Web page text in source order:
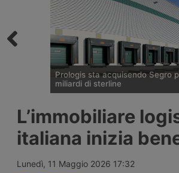
Prologis sta acquisendo Segro
miliardi di sterline
mondiale di immobili logistici, ha
un’intesa definitiva per acquisire
maggiore Reit britannico.
più grande piattaforma logistica
metà del 2027.
L’immobiliare
italiana inizia
Lunedì, 11 Maggio 2026 17:32